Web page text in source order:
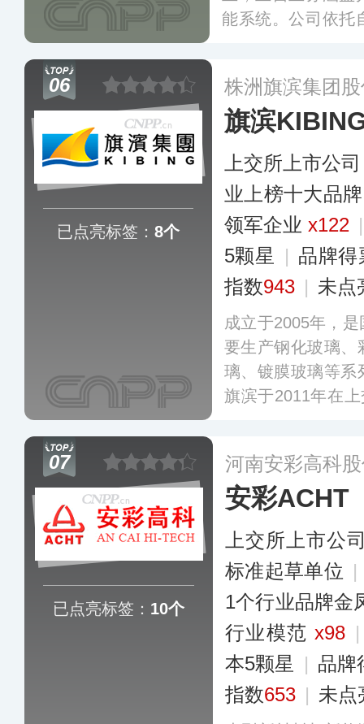
能系统。公司依托
式光伏等场景。更
06
已点亮标签： 8个
株洲旗滨集团
旗滨
上交所上市公司
业上榜十大品牌
领军企业 x122
5颗星
| 品牌得
指数943 | 未点
成立于2005年，
要生产钢化玻璃、
璃、镀膜玻璃等系
旗滨于2011年在
地区。更多
07
已点亮标签： 10个
河南安彩高科
安彩ACHT
上交所上市公
标准起草单位 |
1个行业品牌金
行业模范 x98
本5颗星
| 品牌
指数653 | 未点